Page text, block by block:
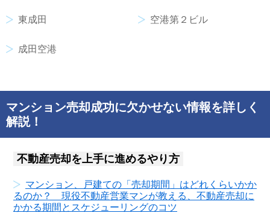
東成田 空港第２ビル
成田空港
マンション売却成功に欠かせない情報を詳しく
解説！
不動産売却を上手に進めるやり方
マンション、戸建ての「売却期間」はどれくらいかか
るのか？ 現役不動産営業マンが教える、不動産売却に
かかる期間とスケジューリングのコツ